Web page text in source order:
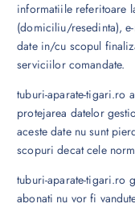
informatiile referitoare
(domiciliu/resedinta),
date in/cu scopul
serviciilor comandate.
tuburi-aparate-tigari.ro
protejarea datelor
aceste date nu sunt
scopuri decat cele
tuburi-aparate-tigari.ro
abonati nu vor fi